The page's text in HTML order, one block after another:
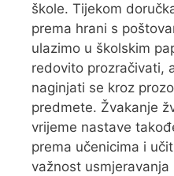
škole. Tijekom
prema hrani s
ulazimo u školskim
redovito prozračivati,
naginjati se kroz
predmete. Žvakanje
vrijeme nastave
prema učenicima i
važnost